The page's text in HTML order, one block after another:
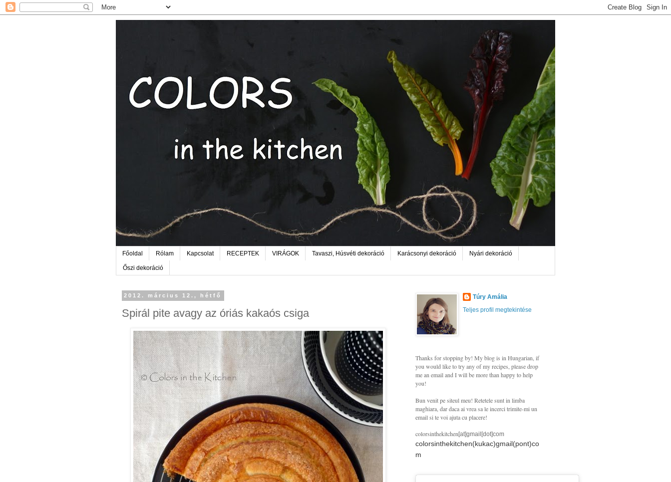
Főoldal Rólam Kapcsolat RECEPTEK VIRÁGOK Tavaszi, Húsvéti dekoráció Karácsonyi dekoráció Nyári dekoráció
Őszi dekoráció
2012. március 12., hétfő
Spirál pite avagy az óriás kakaós csiga
Túry Amália
Teljes profil megtekintése
Thanks for stopping by! My blog is in Hungarian, if
you would like to try any of my recipes, please drop
me an email and I will be more than happy to help
you!
Bun venit pe siteul meu! Retetele sunt in limba
maghiara, dar daca ai vrea sa le incerci trimite-mi un
email si te voi ajuta cu placere!
colorsinthekitchen[at]gmail[dot]com
colorsinthekitchen(kukac)gmail(pont)co
m